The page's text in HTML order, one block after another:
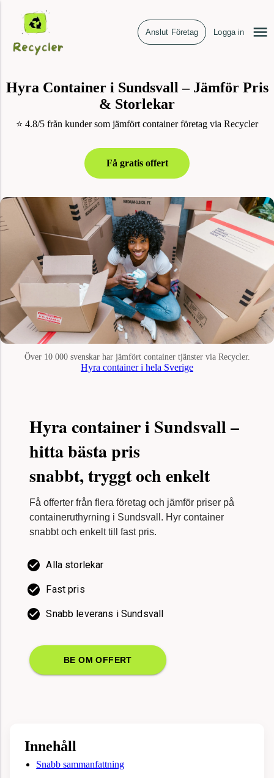
Anslut Företag Logga in
Hyra Container i Sundsvall – Jämför Pris
& Storlekar
⭐ 4.8/5 från kunder som jämfört container företag via Recycler
Få gratis offert
Över 10 000 svenskar har jämfört container tjänster via Recycler.
Hyra container i hela Sverige
Hyra container i Sundsvall –
hitta bästa pris
snabbt, tryggt och enkelt
Få offerter från flera företag och jämför priser på
containeruthyrning i Sundsvall. Hyr container
snabbt och enkelt till fast pris.
Alla storlekar
Fast pris
Snabb leverans i Sundsvall
BE OM OFFERT
Innehåll
Snabb sammanfattning